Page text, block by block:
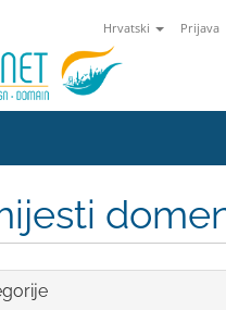
Hrvatski Prijava